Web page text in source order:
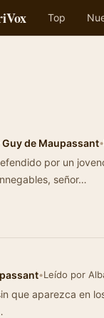
Top
Guy de Maupassant•
por un
señor…
•Leído por
en los periódicos la